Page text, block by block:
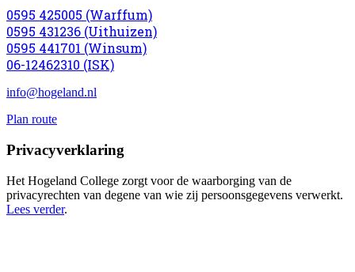
0595 425005 (Warffum)
0595 431236 (Uithuizen)
0595 441701 (Winsum)
06-12462310 (ISK)
info@hogeland.nl
Plan route
Privacyverklaring
Het Hogeland College zorgt voor de waarborging van de
privacyrechten van degene van wie zij persoonsgegevens verwerkt.
Lees verder.